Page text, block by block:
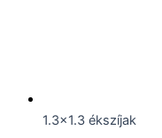
1.3x1.3 ékszíjak